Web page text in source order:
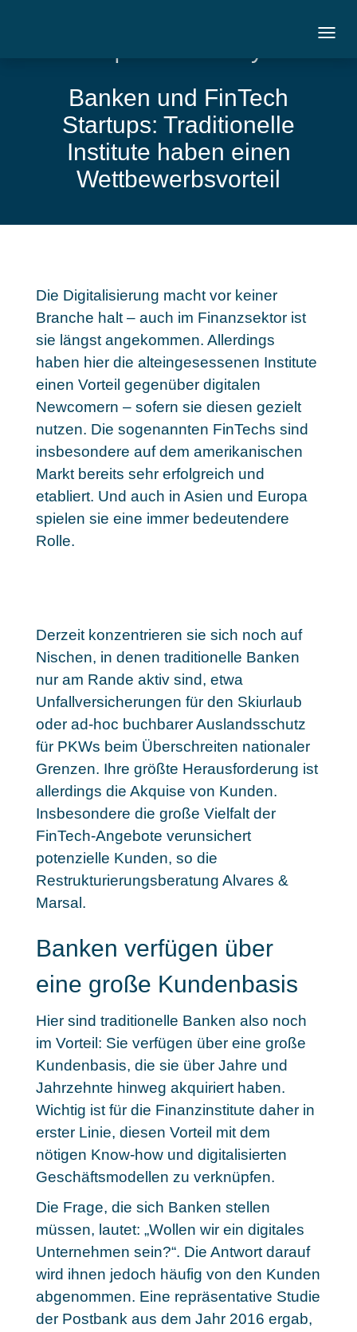
Banken und FinTech
Startups: Traditionelle
Institute haben einen
Wettbewerbsvorteil
Die Digitalisierung macht vor keiner
Branche halt – auch im Finanzsektor ist
sie längst angekommen. Allerdings
haben hier die alteingesessenen Institute
einen Vorteil gegenüber digitalen
Newcomern – sofern sie diesen gezielt
nutzen. Die sogenannten FinTechs sind
insbesondere auf dem amerikanischen
Markt bereits sehr erfolgreich und
etabliert. Und auch in Asien und Europa
spielen sie eine immer bedeutendere
Rolle.
Derzeit konzentrieren sie sich noch auf
Nischen, in denen traditionelle Banken
nur am Rande aktiv sind, etwa
Unfallversicherungen für den Skiurlaub
oder ad-hoc buchbarer Auslandsschutz
für PKWs beim Überschreiten nationaler
Grenzen. Ihre größte Herausforderung ist
allerdings die Akquise von Kunden.
Insbesondere die große Vielfalt der
FinTech-Angebote verunsichert
potenzielle Kunden, so die
Restrukturierungsberatung Alvares &
Marsal.
Banken verfügen über
eine große Kundenbasis
Hier sind traditionelle Banken also noch
im Vorteil: Sie verfügen über eine große
Kundenbasis, die sie über Jahre und
Jahrzehnte hinweg akquiriert haben.
Wichtig ist für die Finanzinstitute daher in
erster Linie, diesen Vorteil mit dem
nötigen Know-how und digitalisierten
Geschäftsmodellen zu verknüpfen.
Die Frage, die sich Banken stellen
müssen, lautet: „Wollen wir ein digitales
Unternehmen sein?“. Die Antwort darauf
wird ihnen jedoch häufig von den Kunden
abgenommen. Eine repräsentative Studie
der Postbank aus dem Jahr 2016 ergab,